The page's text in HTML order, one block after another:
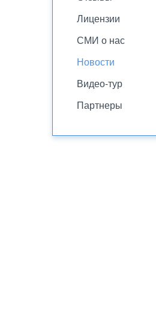
Лицензии
СМИ о нас
Новости
Видео-тур
Партнеры